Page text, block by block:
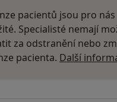
pacientů jsou pro nás
Specialisté nemají
za odstranění nebo
pacienta. Další